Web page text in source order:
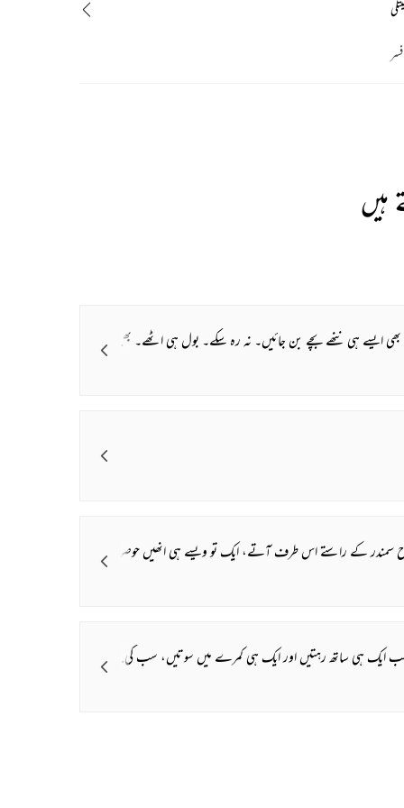
Gave Us Antakshari |
نہ رہ سکے۔ بول ہی اٹھے۔ بھئی ہمیں بھی ایک کہانی یاد ہے۔ کہو تو سنا دیں!